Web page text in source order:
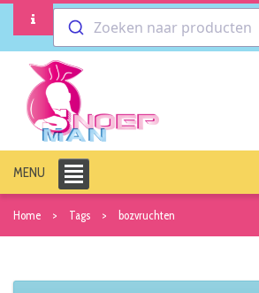
Zoeken naar producten
MENU
Home Tags bozvruchten